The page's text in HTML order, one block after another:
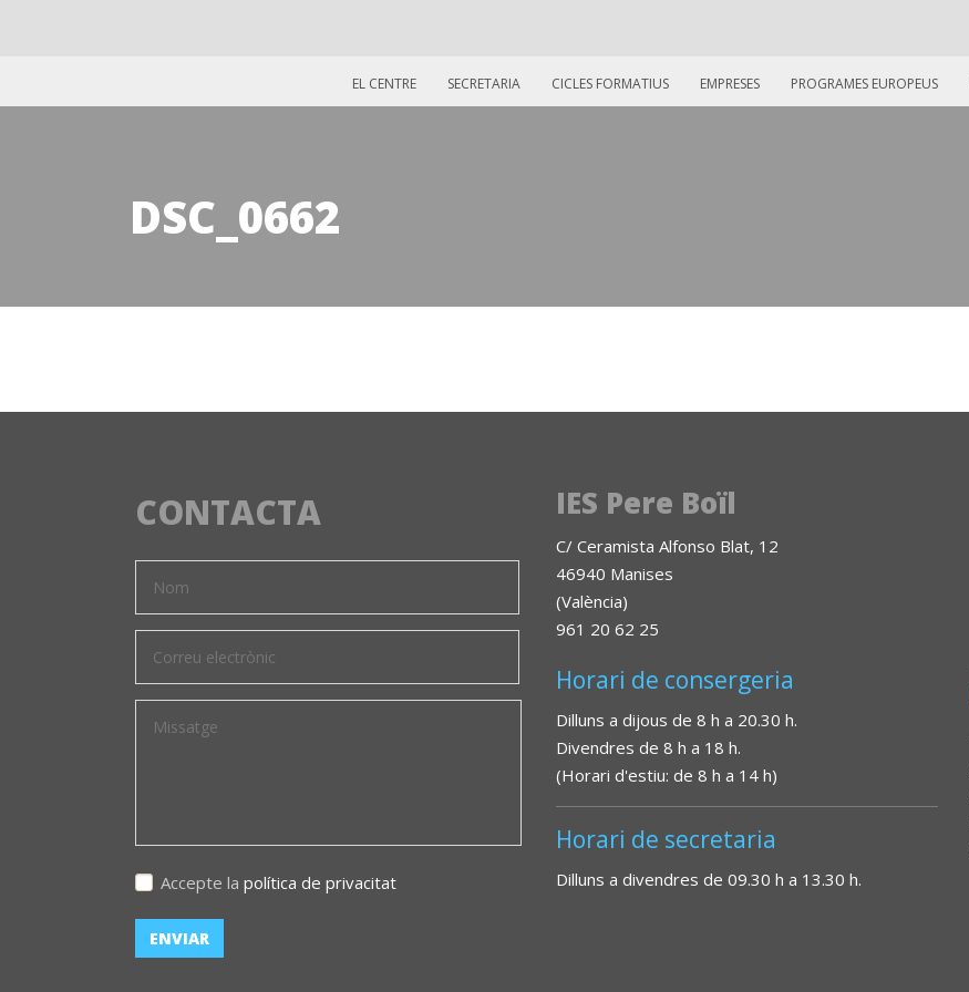
EL CENTRE SECRETARIA CICLES FORMATIUS EMPRESES PROGRAMES EUROPEUS
DSC_0662
CONTACTA
Accepte la política de privacitat
IES Pere Boïl
C/ Ceramista Alfonso Blat, 12
46940 Manises
(València)
961 20 62 25
Horari de consergeria
Dilluns a dijous de 8 h a 20.30 h.
Divendres de 8 h a 18 h.
(Horari d'estiu: de 8 h a 14 h)
Horari de secretaria
Dilluns a divendres de 09.30 h a 13.30 h.